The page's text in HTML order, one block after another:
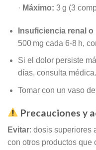
· Máximo: 3 g (3
Insuficiencia renal o
500 mg cada 6‑8 h,
Si el dolor persiste
días, consulta médica.
Tomar con un vaso
Precauciones y
Evitar: dosis superiores
con otros productos que